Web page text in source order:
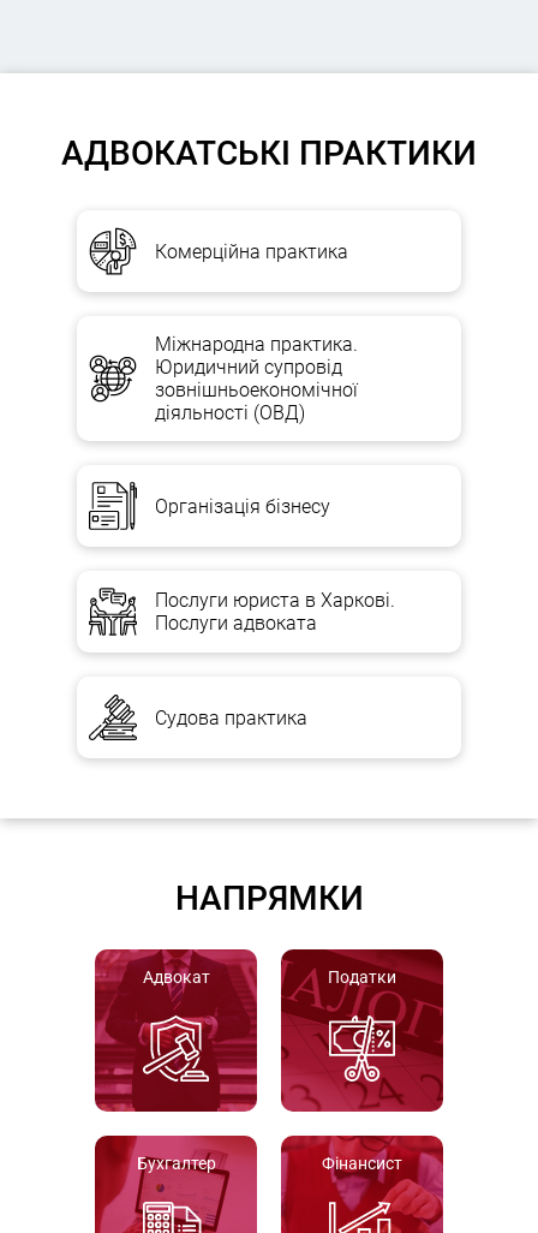
АДВОКАТСЬКІ ПРАКТИКИ
Комерційна практика
Міжнародна практика.
Юридичний супровід
зовнішньоекономічної
діяльності (ОВД)
Організація бізнесу
Послуги юриста в Харкові.
Послуги адвоката
Судова практика
НАПРЯМКИ
Адвокат Податки
Бухгалтер Фінансист